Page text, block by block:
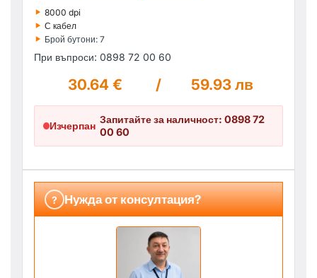
‣ 8000 dpi
‣ С кабел
‣ Брой бутони: 7
При въпроси: 0898 72 00 60
30.64 € / 59.93 лв
Изчерпан
Запитайте за наличност: 0898 72
00 60
? Нужда от консултация?